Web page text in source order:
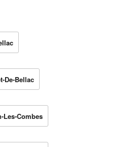
De-Bellac
Les-Combes